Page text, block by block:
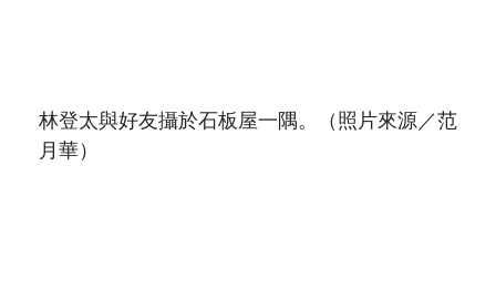
林登太與好友攝於石板屋一隅。
（照片來源／范
月華）